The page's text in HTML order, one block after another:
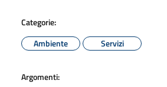
Categorie:
Ambiente
Servizi
Argomenti: